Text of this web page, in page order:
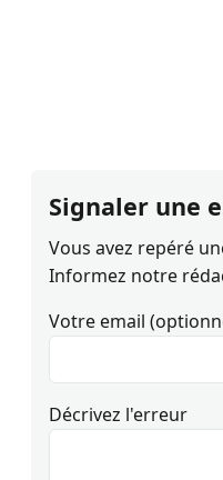
Signaler une
Vous avez repéré
Informez notre
Votre email
Décrivez l'erreur